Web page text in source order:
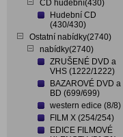
CD hudební(430)
Hudební CD
(430/430)
Ostatní nabídky(2740)
nabídky(2740)
ZRUŠENÉ DVD a
VHS (1222/1222)
BAZAROVÉ DVD a
BD (699/699)
western edice (8/8)
FILM X (254/254)
EDICE FILMOVÉ